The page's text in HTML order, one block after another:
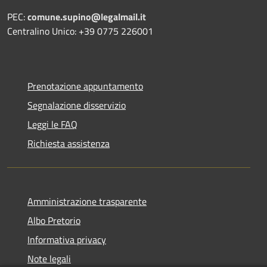
PEC:comune.supino@legalmail.it
Centralino Unico: +39 0775 226001
Prenotazione appuntamento
Segnalazione disservizio
Leggi le FAQ
Richiesta assistenza
Amministrazione trasparente
Albo Pretorio
Informativa privacy
Note legali